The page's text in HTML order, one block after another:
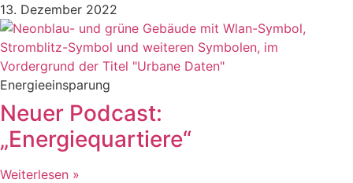
13. Dezember 2022
Energieeinsparung
Neuer Podcast:
„Energiequartiere“
Weiterlesen »